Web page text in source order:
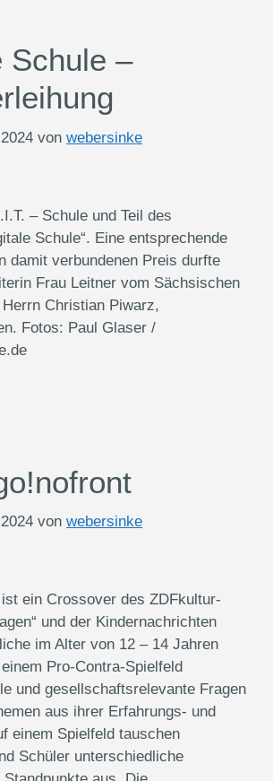
Schule –
von webersinke
– Schule und Teil des
Schule“. Eine entsprechende
damit verbundenen Preis durfte
Frau Leitner vom Sächsischen
Christian Piwarz,
Fotos: Paul Glaser /
von webersinke
ist ein Crossover des ZDFkultur-
und der Kindernachrichten
im Alter von 12 – 14 Jahren
Pro-Contra-Spielfeld
und gesellschaftsrelevante Fragen
aus ihrer Erfahrungs- und
einem Spielfeld tauschen
Schüler unterschiedliche